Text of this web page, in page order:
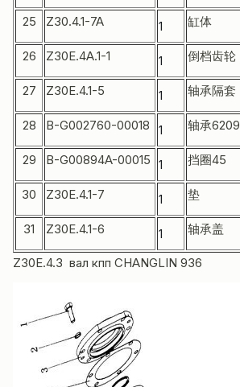
25 Z30.4.1-7A 1 缸体
26 Z30E.4A.1-1 1 倒档齿轮
27 Z30E.4.1-5 1 轴承隔套
28 B-G002760-00018 1 轴承6209
29 B-G00894A-00015 1 挡圈45
30 Z30E.4.1-7 1 垫
31 Z30E.4.1-6 1 轴承盖
Z30E.4.3 вал кпп CHANGLIN 936